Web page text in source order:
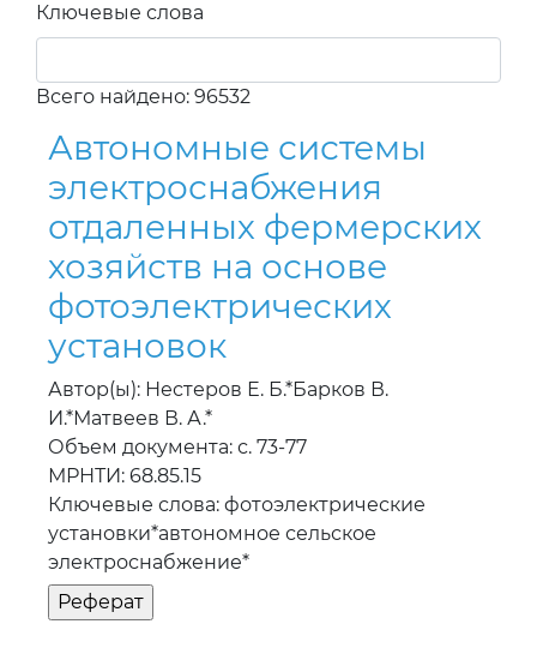
Ключевые слова
Всего найдено: 96532
Автономные системы
электроснабжения
отдаленных фермерских
хозяйств на основе
фотоэлектрических
установок
Автор(ы): Нестеров Е. Б.*Барков В.
И.*Матвеев В. А.*
Объем документа: с. 73-77
МРНТИ: 68.85.15
Ключевые слова: фотоэлектрические
установки*автономное сельское
электроснабжение*